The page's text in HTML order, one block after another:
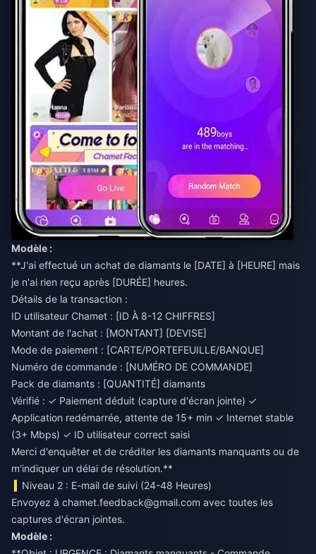
Modèle :
**J'ai effectué un achat de diamants le [DATE] à [HEURE] mais
je n'ai rien reçu après [DURÉE] heures.
Détails de la transaction :
ID utilisateur Chamet : [ID À 8-12 CHIFFRES]
Montant de l'achat : [MONTANT] [DEVISE]
Mode de paiement : [CARTE/PORTEFEUILLE/BANQUE]
Numéro de commande : [NUMÉRO DE COMMANDE]
Pack de diamants : [QUANTITÉ] diamants
Vérifié : ✓ Paiement déduit (capture d'écran jointe) ✓
Application redémarrée, attente de 15+ min ✓ Internet stable
(3+ Mbps) ✓ ID utilisateur correct saisi
Merci d'enquêter et de créditer les diamants manquants ou de
m'indiquer un délai de résolution.**
Niveau 2 : E-mail de suivi (24-48 Heures)
Envoyez à chamet.feedback@gmail.com avec toutes les
captures d'écran jointes.
Modèle :